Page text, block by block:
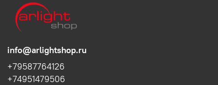
info@arlightshop.ru
+79587764126
+74951479506